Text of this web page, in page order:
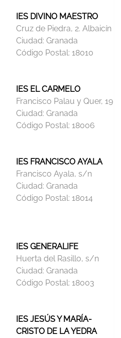
IES DIVINO MAESTRO
Cruz de Piedra, 2. Albaicín
Ciudad: Granada
Código Postal: 18010
IES EL CARMELO
Francisco Palau y Quer, 19
Ciudad: Granada
Código Postal: 18006
IES FRANCISCO AYALA
Francisco Ayala, s/n
Ciudad: Granada
Código Postal: 18014
IES GENERALIFE
Huerta del Rasillo, s/n
Ciudad: Granada
Código Postal: 18003
IES JESÚS Y MARÍA-
CRISTO DE LA YEDRA